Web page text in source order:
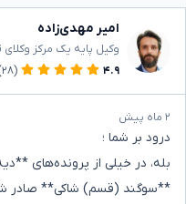
امیر مهدی‌زاده
وکیل پایه یک مرکز
۴.۹
(۲۸)
۲ ماه پیش
درود بر شما ؛
بله، در خیلی از پرونده‌های
**سوگند (قسم) شاکی** صادر